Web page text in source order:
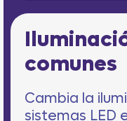
comunes
Cambia la
sistemas LED